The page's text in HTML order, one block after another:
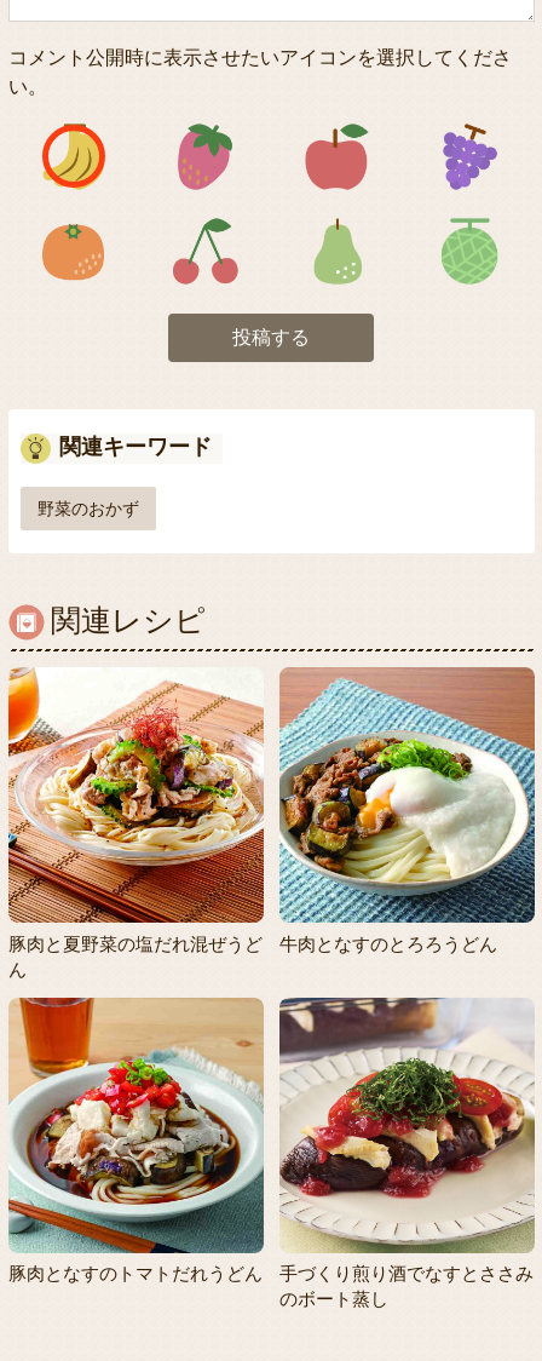
コメント公開時に表示させたいアイコンを選択してくださ
い。
アイコン1 アイコン2 アイコン3
アイコン5 アイコン6 アイコン7
投稿する
関連キーワード
野菜のおかず
関連レシピ
豚肉と夏野菜の塩だれ混ぜうど
ん
牛肉となすのとろろうどん
豚肉となすのトマトだれうどん
手づくり煎り酒でなすとささみ
のボート蒸し